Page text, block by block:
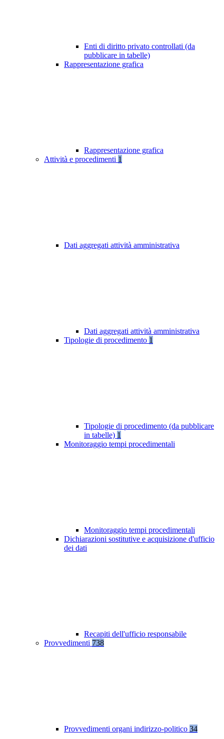
Enti di diritto privato controllati (da
pubblicare in tabelle)
Rappresentazione grafica
Rappresentazione grafica
Attività e procedimenti 1
Dati aggregati attività amministrativa
Dati aggregati attività amministrativa
Tipologie di procedimento 1
Tipologie di procedimento (da pubblicare
in tabelle) 1
Monitoraggio tempi procedimentali
Monitoraggio tempi procedimentali
Dichiarazioni sostitutive e acquisizione d'ufficio
dei dati
Recapiti dell'ufficio responsabile
Provvedimenti 738
Provvedimenti organi indirizzo-politico 34